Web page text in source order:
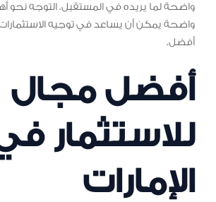
واضحة لما يريده في المستقبل. التوجه نحو
واضحة يمكن أن يساعد في توجيه
أفضل.
أفضل مجال
للاستثمار
الإمارات